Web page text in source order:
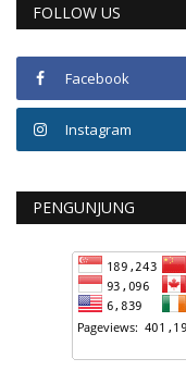
FOLLOW US
Facebook
Instagram
PENGUNJUNG